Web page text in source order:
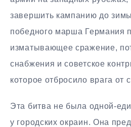
завершить кампанию до
победного марша Германия
изматывающее сражение,
снабжения и советское
которое отбросило врага от
Эта битва не была одной-
у городских окраин. Она